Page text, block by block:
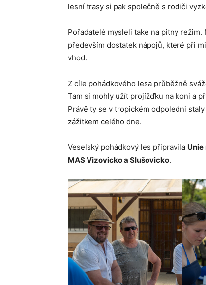
lesní trasy si pak společně s rodiči
Pořadatelé mysleli také na pitný
především dostatek nápojů, které při
vhod.
Z cíle pohádkového lesa průběžně
Tam si mohly užít projížďku na koni a
Právě ty se v tropickém odpoledni
zážitkem celého dne.
Veselský pohádkový les připravila Unie
MAS Vizovicko a Slušovicko.